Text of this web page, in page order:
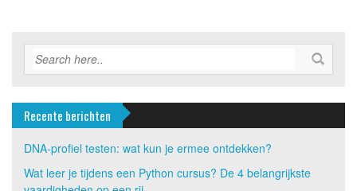
Recente berichten
DNA-profiel testen: wat kun je ermee ontdekken?
Wat leer je tijdens een Python cursus? De 4 belangrijkste